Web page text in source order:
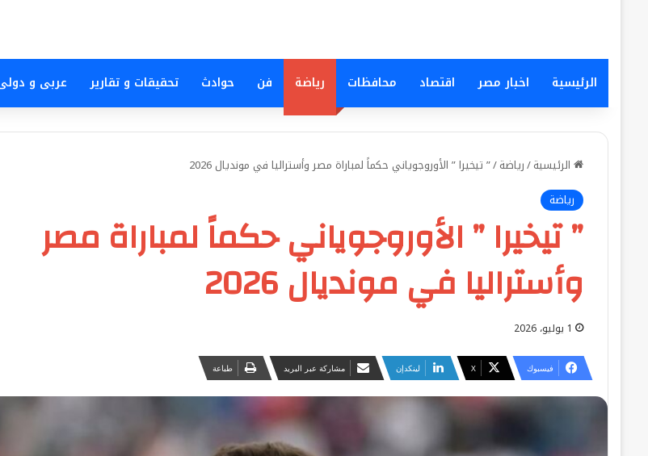
الرئيسية اخبار مصر اقتصاد محافظات رياضة فن حوادث تحقيقات و تقارير عربى و
الرئيسية/رياضة/” تيخيرا ” الأوروجوياني حكماً لمباراة مصر وأستراليا في مونديال 2026
رياضة
” تيخيرا ” الأوروجوياني حكماً لمباراة مصر
وأستراليا في مونديال 2026
1 يوليو، 2026
فيسبوك ‫X لينكدإن مشاركة عبر البريد طباعة